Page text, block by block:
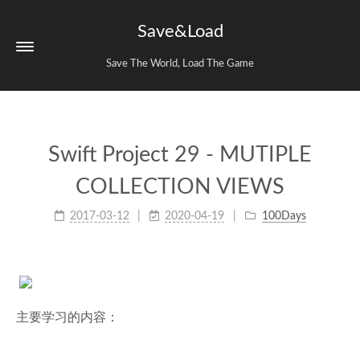
Save&Load
Save The World, Load The Game
Swift Project 29 - MUTIPLE
COLLECTION VIEWS
2017-03-12 2020-04-19 100Days
主要学习的内容：